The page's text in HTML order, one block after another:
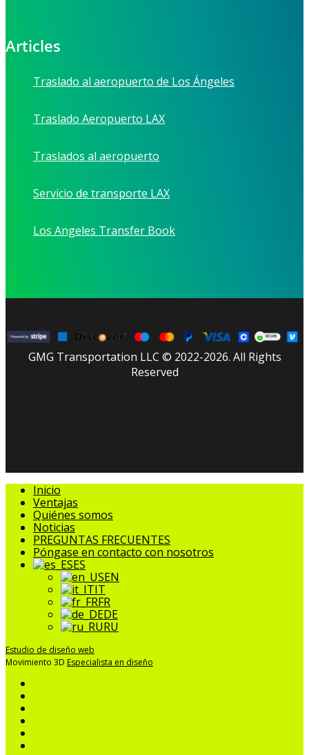
Articles
Traslado al aeropuerto de Los Ángeles
Traslado Aeropuerto LAX
Traslados al aeropuerto
Servicio de transporte LAX
Los Angeles Transfer Book
GMG Transportation LLC © 2022-2026. All Rights
Reserved
Cerrar
Menú
Inicio
Ventajas
Quiénes somos
Noticias
PREGUNTAS FRECUENTES
Póngase en contacto con nosotros
ES
EN
IT
FR
DE
RU
Estudio de diseño web
Movimiento 3D Especialista en diseño